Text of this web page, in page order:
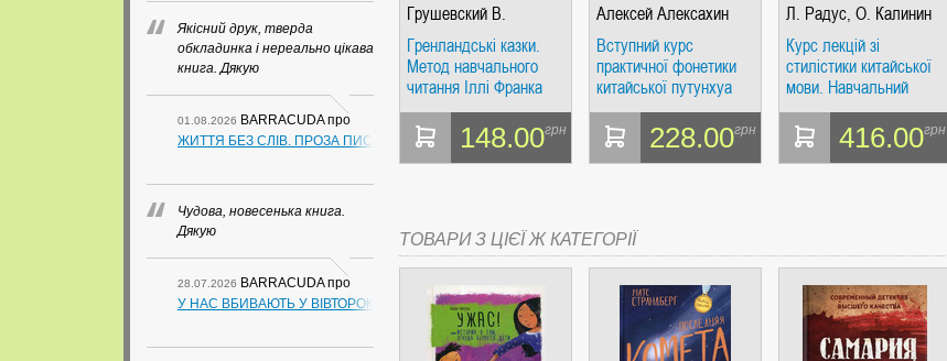
Якісний друк, тверда
обкладинка і нереально цікава
книга. Дякую
01.08.2026 BARRACUDAпро
ЖИТТЯ БЕЗ СЛІВ. ПРОЗА ПИСЬМЕННИКІВ ІЗ ГУАНСІ. ГІПЕРІОН
Чудова, новесенька книга.
Дякую
28.07.2026 BARRACUDAпро
У НАС ВБИВАЮТЬ У ВІВТОРОК. СЛАПОВСЬКИЙ О.І. ЧАС
Грушевский В.
Гренландські казки.
Метод навчального
читання Іллі Франка
148.00грн
Алексей Алексахин
Вступний курс
практичної фонетики
китайської путунхуа
для російськомовних
студентів + ​​CD. Схід
228.00грн
Л. Радус, О. Калинин
Курс лекцій зі
стилістики китайської
мови. Навчальний
посібник. Східна книга
416.00грн
ТОВАРИ З ЦІЄЇ Ж КАТЕГОРІЇ